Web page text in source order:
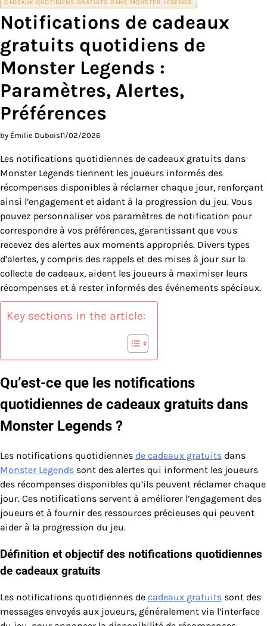
CADEAUX QUOTIDIENS GRATUITS DANS MONSTER LEGENDS
Notifications de cadeaux
gratuits quotidiens de
Monster Legends :
Paramètres, Alertes,
Préférences
by Émilie Dubois11/02/2026
Les notifications quotidiennes de cadeaux gratuits dans
Monster Legends tiennent les joueurs informés des
récompenses disponibles à réclamer chaque jour, renforçant
ainsi l’engagement et aidant à la progression du jeu. Vous
pouvez personnaliser vos paramètres de notification pour
correspondre à vos préférences, garantissant que vous
recevez des alertes aux moments appropriés. Divers types
d’alertes, y compris des rappels et des mises à jour sur la
collecte de cadeaux, aident les joueurs à maximiser leurs
récompenses et à rester informés des événements spéciaux.
Key sections in the article:
Qu’est-ce que les notifications
quotidiennes de cadeaux gratuits dans
Monster Legends ?
Les notifications quotidiennes de cadeaux gratuits dans
Monster Legends sont des alertes qui informent les joueurs
des récompenses disponibles qu’ils peuvent réclamer chaque
jour. Ces notifications servent à améliorer l’engagement des
joueurs et à fournir des ressources précieuses qui peuvent
aider à la progression du jeu.
Définition et objectif des notifications quotidiennes
de cadeaux gratuits
Les notifications quotidiennes de cadeaux gratuits sont des
messages envoyés aux joueurs, généralement via l’interface